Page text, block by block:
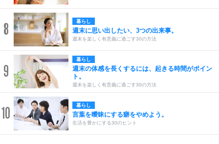
8 暮らし
週末に思い出したい、3つの出来事。
週末を楽しく有意義に過ごす30の方法
9
暮らし
週末の体感を長くするには、起きる時間がポイン
ト。
週末を楽しく有意義に過ごす30の方法
10 暮らし
言葉を曖昧にする癖をやめよう。
生活を豊かにする30のヒント